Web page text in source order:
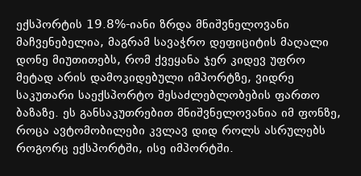
ექსპორტის 19.8%-იანი ზრდა მნიშვნელოვანი
მაჩვენებელია, მაგრამ სავაჭრო დეფიციტის მაღალი
დონე მიუთითებს, რომ ქვეყანა ჯერ კიდევ უფრო
მეტად არის დამოკიდებული იმპორტზე, ვიდრე
საკუთარი საექსპორტო შესაძლებლობების ფართო
ბაზაზე. ეს განსაკუთრებით მნიშვნელოვანია იმ ფონზე,
როცა ავტომობილები კვლავ დიდ როლს ასრულებს
როგორც ექსპორტში, ისე იმპორტში.